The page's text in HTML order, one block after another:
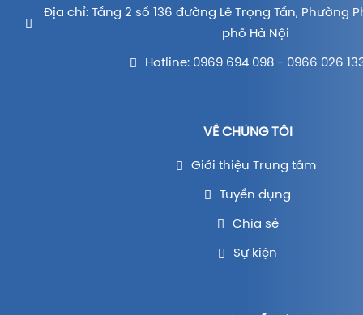
Địa chỉ: Tầng 2 số 136 đường Lê Trọng Tấn, Phường
phố Hà Nội
Hotline: 0969 694 098 - 0966 026
VỀ CHÚNG TÔI
Giới thiệu Trung tâm
Tuyển dụng
Chia sẻ
Sự kiện